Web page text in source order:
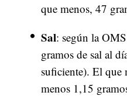
que menos, 47
Sal: según la
gramos de sal al
suficiente). El que
menos 1,15